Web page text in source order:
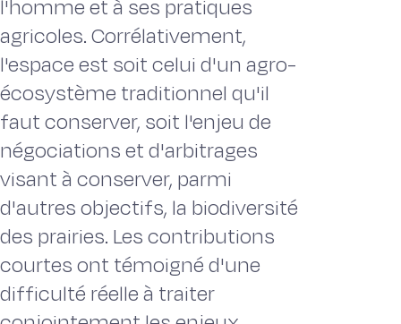
l'homme et à ses pratiques
agricoles. Corrélativement,
l'espace est soit celui d'un agro-
écosystème traditionnel qu'il
faut conserver, soit l'enjeu de
négociations et d'arbitrages
visant à conserver, parmi
d'autres objectifs, la biodiversité
des prairies. Les contributions
courtes ont témoigné d'une
difficulté réelle à traiter